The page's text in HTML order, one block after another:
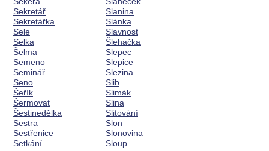
Sekretář
Sekretářka
Sele
Selka
Šelma
Semeno
Seminář
Seno
Šeřík
Šermovat
Šestinedělka
Sestra
Sestřenice
Setkání
Slanina
Slánka
Slavnost
Šlehačka
Slepec
Slepice
Slezina
Slib
Slimák
Slina
Slitování
Slon
Slonovina
Sloup